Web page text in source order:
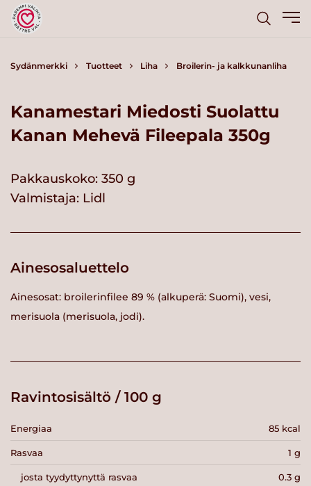
Sydänmerkki Tuotteet Liha Broilerin- ja kalkkunanliha
Kanamestari Miedosti Suolattu
Kanan Mehevä Fileepala 350g
Pakkauskoko: 350 g
Valmistaja: Lidl
Ainesosaluettelo
Ainesosat: broilerinfilee 89 % (alkuperä: Suomi), vesi,
merisuola (merisuola, jodi).
Ravintosisältö / 100 g
Energiaa 85 kcal
Rasvaa 1 g
josta tyydyttynyttä rasvaa 0.3 g